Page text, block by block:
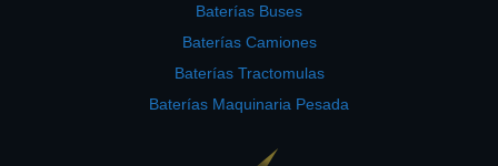
Baterías Buses
Baterías Camiones
Baterías Tractomulas
Baterías Maquinaria Pesada